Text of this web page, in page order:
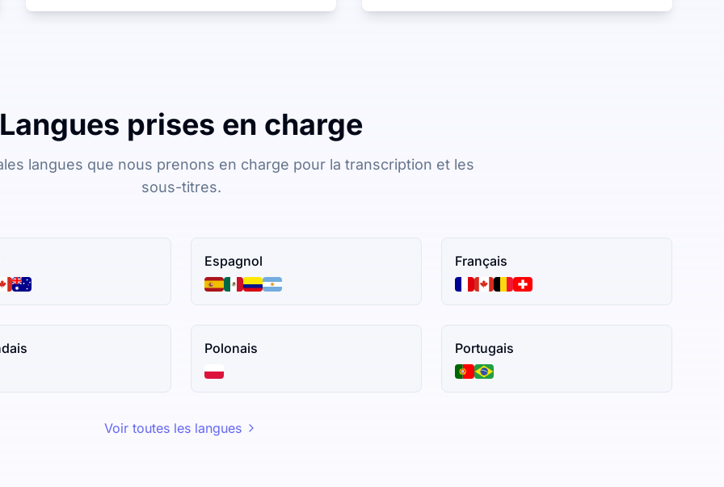
Langues prises en charge
langues que nous prenons en charge pour la transcription et les
sous-titres.
Espagnol Français
Polonais Portugais
Voir toutes les langues